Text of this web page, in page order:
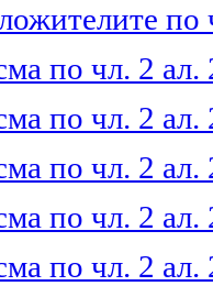
по
по чл. 2 ал.
по чл. 2 ал.
по чл. 2 ал.
по чл. 2 ал.
по чл. 2 ал.